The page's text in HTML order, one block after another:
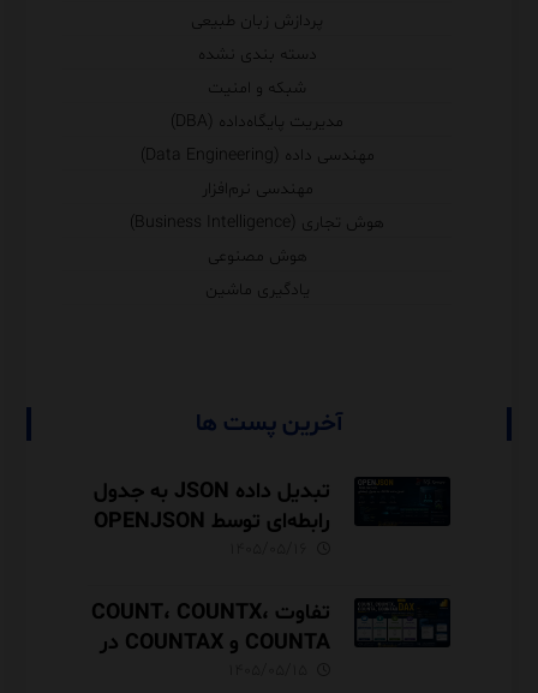
پردازش زبان طبیعی
دسته بندی نشده
شبکه و امنیت
مدیریت پایگاه‌داده (DBA)
مهندسی داده (Data Engineering)
مهندسی نرم‌افزار
هوش تجاری (Business Intelligence)
هوش مصنوعی
یادگیری ماشین
آخرین پست ها
تبدیل داده JSON به جدول
رابطه‌ای توسط OPENJSON
تفاوت COUNT، COUNTX،
COUNTA و COUNTAX در